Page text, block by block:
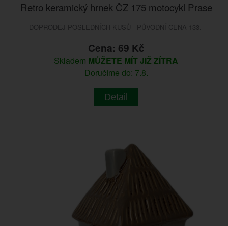
Retro keramický hrnek ČZ 175 motocykl Prase
DOPRODEJ POSLEDNÍCH KUSŮ - PŮVODNÍ CENA 133.-
Cena: 69 Kč
Skladem MŮŽETE MÍT JIŽ ZÍTRA
Doručíme do: 7.8.
Detail